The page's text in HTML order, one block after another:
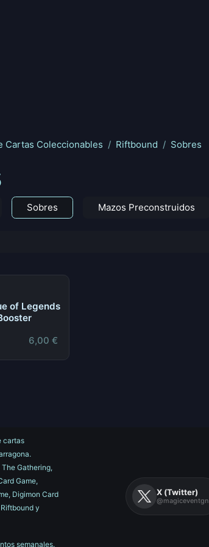
Cartas Coleccionables Riftbound Sobres
Sobres Mazos Preconstruidos
of Legends
6,00 €
cartas
Gathering,
Game,
Digimon Card
y
semanales.
X (Twitter)
@magiceventgn